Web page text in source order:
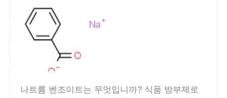
나트륨 벤조이트는 무엇입니까? 식품 방부제로